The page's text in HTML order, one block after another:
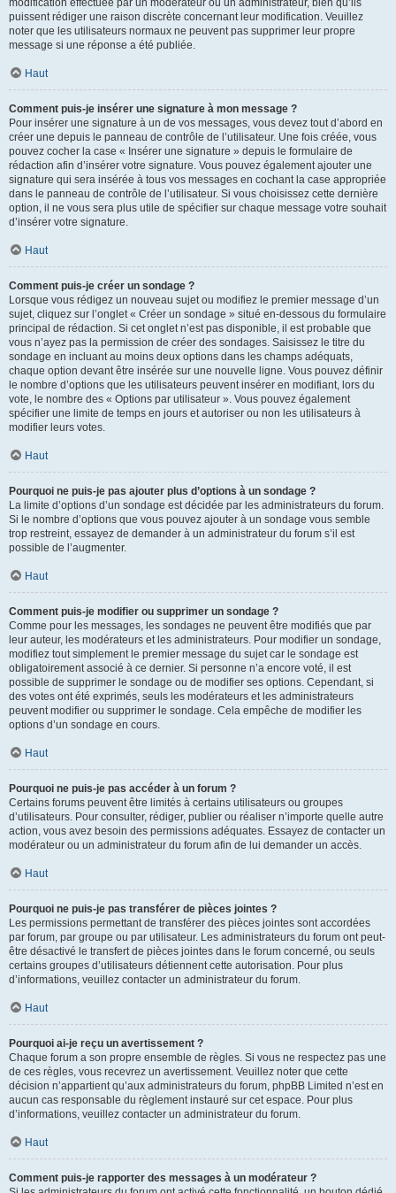
modification effectuée par un modérateur ou un administrateur, bien qu’ils
puissent rédiger une raison discrète concernant leur modification. Veuillez
noter que les utilisateurs normaux ne peuvent pas supprimer leur propre
message si une réponse a été publiée.
Haut
Comment puis-je insérer une signature à mon message ?
Pour insérer une signature à un de vos messages, vous devez tout d’abord en
créer une depuis le panneau de contrôle de l’utilisateur. Une fois créée, vous
pouvez cocher la case « Insérer une signature » depuis le formulaire de
rédaction afin d’insérer votre signature. Vous pouvez également ajouter une
signature qui sera insérée à tous vos messages en cochant la case appropriée
dans le panneau de contrôle de l’utilisateur. Si vous choisissez cette dernière
option, il ne vous sera plus utile de spécifier sur chaque message votre souhait
d’insérer votre signature.
Haut
Comment puis-je créer un sondage ?
Lorsque vous rédigez un nouveau sujet ou modifiez le premier message d’un
sujet, cliquez sur l’onglet « Créer un sondage » situé en-dessous du formulaire
principal de rédaction. Si cet onglet n’est pas disponible, il est probable que
vous n’ayez pas la permission de créer des sondages. Saisissez le titre du
sondage en incluant au moins deux options dans les champs adéquats,
chaque option devant être insérée sur une nouvelle ligne. Vous pouvez définir
le nombre d’options que les utilisateurs peuvent insérer en modifiant, lors du
vote, le nombre des « Options par utilisateur ». Vous pouvez également
spécifier une limite de temps en jours et autoriser ou non les utilisateurs à
modifier leurs votes.
Haut
Pourquoi ne puis-je pas ajouter plus d’options à un sondage ?
La limite d’options d’un sondage est décidée par les administrateurs du forum.
Si le nombre d’options que vous pouvez ajouter à un sondage vous semble
trop restreint, essayez de demander à un administrateur du forum s’il est
possible de l’augmenter.
Haut
Comment puis-je modifier ou supprimer un sondage ?
Comme pour les messages, les sondages ne peuvent être modifiés que par
leur auteur, les modérateurs et les administrateurs. Pour modifier un sondage,
modifiez tout simplement le premier message du sujet car le sondage est
obligatoirement associé à ce dernier. Si personne n’a encore voté, il est
possible de supprimer le sondage ou de modifier ses options. Cependant, si
des votes ont été exprimés, seuls les modérateurs et les administrateurs
peuvent modifier ou supprimer le sondage. Cela empêche de modifier les
options d’un sondage en cours.
Haut
Pourquoi ne puis-je pas accéder à un forum ?
Certains forums peuvent être limités à certains utilisateurs ou groupes
d’utilisateurs. Pour consulter, rédiger, publier ou réaliser n’importe quelle autre
action, vous avez besoin des permissions adéquates. Essayez de contacter un
modérateur ou un administrateur du forum afin de lui demander un accès.
Haut
Pourquoi ne puis-je pas transférer de pièces jointes ?
Les permissions permettant de transférer des pièces jointes sont accordées
par forum, par groupe ou par utilisateur. Les administrateurs du forum ont peut-
être désactivé le transfert de pièces jointes dans le forum concerné, ou seuls
certains groupes d’utilisateurs détiennent cette autorisation. Pour plus
d’informations, veuillez contacter un administrateur du forum.
Haut
Pourquoi ai-je reçu un avertissement ?
Chaque forum a son propre ensemble de règles. Si vous ne respectez pas une
de ces règles, vous recevrez un avertissement. Veuillez noter que cette
décision n’appartient qu’aux administrateurs du forum, phpBB Limited n’est en
aucun cas responsable du règlement instauré sur cet espace. Pour plus
d’informations, veuillez contacter un administrateur du forum.
Haut
Comment puis-je rapporter des messages à un modérateur ?